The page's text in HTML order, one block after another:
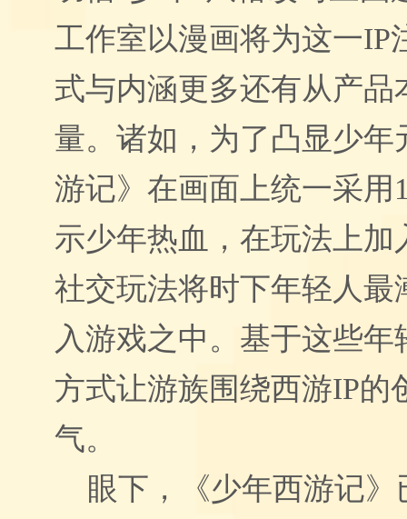
工作室以漫画将为这一IP
式与内涵更多还有从产品
量。诸如，为了凸显少年
游记》在画面上统一采用
示少年热血，在玩法上加
社交玩法将时下年轻人最
入游戏之中。基于这些
方式让游族围绕西游IP的
气。
眼下，《少年西游记》